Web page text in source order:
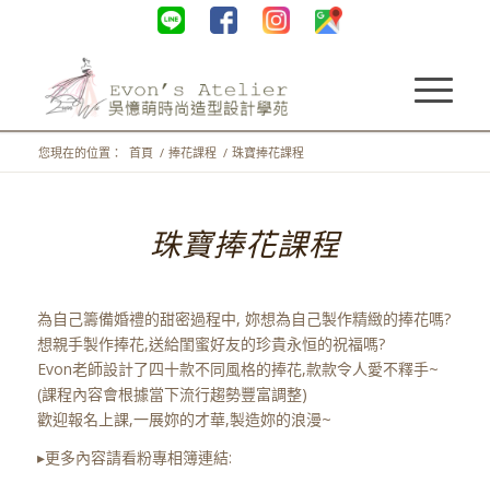
您現在的位置： 首頁 / 捧花課程 / 珠寶捧花課程
珠寶捧花課程
為自己籌備婚禮的甜密過程中, 妳想為自己製作精緻的捧花嗎?
想親手製作捧花,送給閨蜜好友的珍貴永恒的祝福嗎?
Evon老師設計了四十款不同風格的捧花,款款令人愛不釋手~
(課程內容會根據當下流行趨勢豐富調整)
歡迎報名上課,一展妳的才華,製造妳的浪漫~
▸更多內容請看粉專相簿連結: